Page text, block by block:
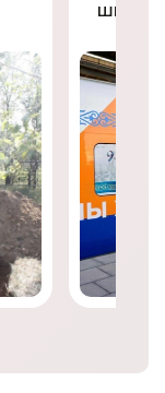
шықты